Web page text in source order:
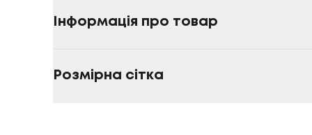
Інформація про товар
Розмірна сітка